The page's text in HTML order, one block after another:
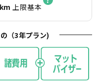
km 上限基本
（3年プラン)